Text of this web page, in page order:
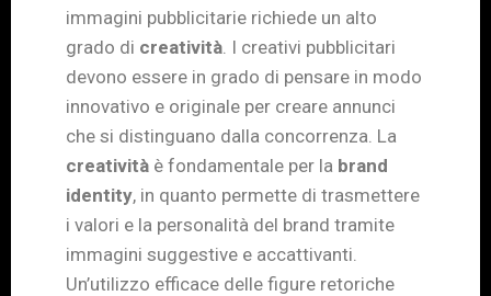
immagini pubblicitarie richiede un alto
grado di creatività . I creativi pubblicitari
devono essere in grado di pensare in modo
innovativo e originale per creare annunci
che si distinguano dalla concorrenza. La
creatività è fondamentale per la brand
identity, in quanto permette di trasmettere
i valori e la personalità del brand tramite
immagini suggestive e accattivanti.
Un’utilizzo efficace delle figure retoriche